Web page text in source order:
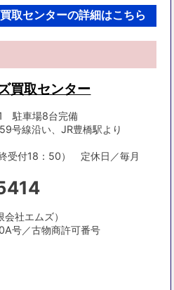
取センターの詳細はこちら
買取センター
駐車場8台完備
号線沿い、JR豊橋駅より
受付18：50） 定休日／毎月
社エムズ）
号／古物商許可番号